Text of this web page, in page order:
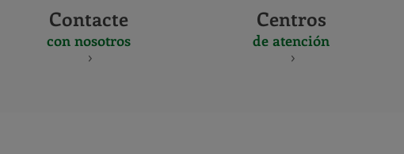
Contacte
con nosotros
Centros
de atención